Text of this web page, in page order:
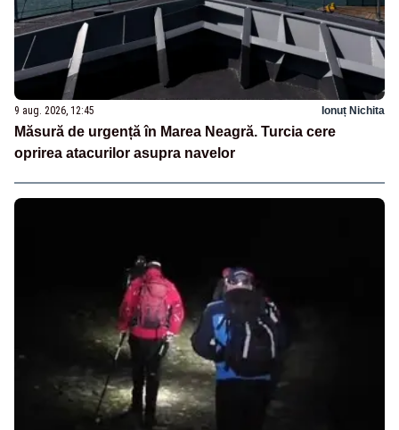
9 aug. 2026, 12:45 Ionuț Nichita
Măsură de urgență în Marea Neagră. Turcia cere
oprirea atacurilor asupra navelor